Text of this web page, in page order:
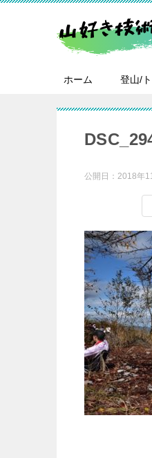
ホーム 登山/
公開日： 2018年